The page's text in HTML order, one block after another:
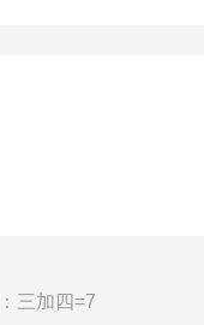
三加四=7